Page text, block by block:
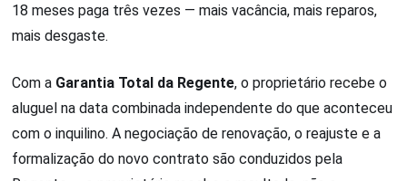
18 meses paga três vezes — mais vacância, mais reparos,
mais desgaste.
Com a Garantia Total da Regente, o proprietário recebe o
aluguel na data combinada independente do que aconteceu
com o inquilino. A negociação de renovação, o reajuste e a
formalização do novo contrato são conduzidos pela